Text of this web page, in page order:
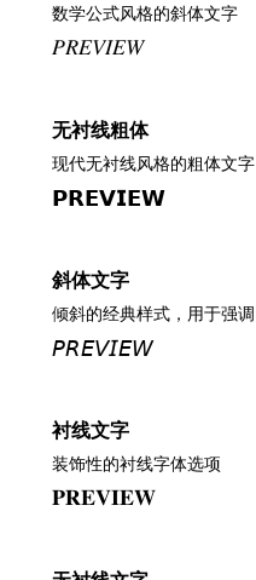
数学公式风格的斜体文字
𝑃𝑅𝐸𝑉𝐼𝐸𝑊
无衬线粗体
现代无衬线风格的粗体文字
𝗣𝗥𝗘𝗩𝗜𝗘𝗪
斜体文字
倾斜的经典样式，用于强调
𝘗𝘙𝘌𝘝𝘐𝘌𝘞
衬线文字
装饰性的衬线字体选项
𝐏𝐑𝐄𝐕𝐈𝐄𝐖